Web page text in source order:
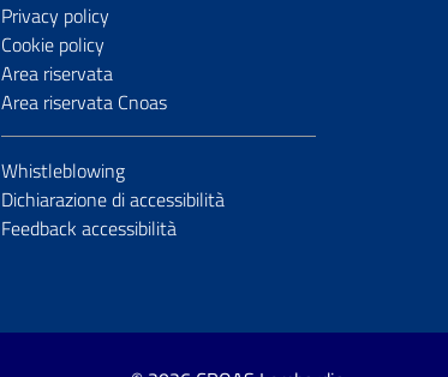
Privacy policy
Cookie policy
Area riservata
Area riservata Cnoas
Whistleblowing
Dichiarazione di accessibilità
Feedback accessibilità